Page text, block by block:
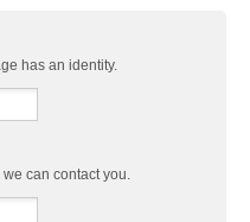
has an identity.
can contact you.